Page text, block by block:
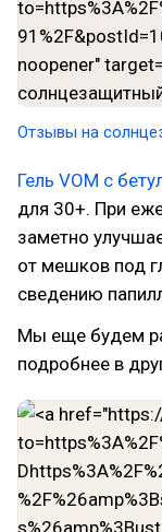
Отзывы на
Гель VOM c
для 30+. При
заметно
от мешков под
сведению
Мы еще будем
подробнее в